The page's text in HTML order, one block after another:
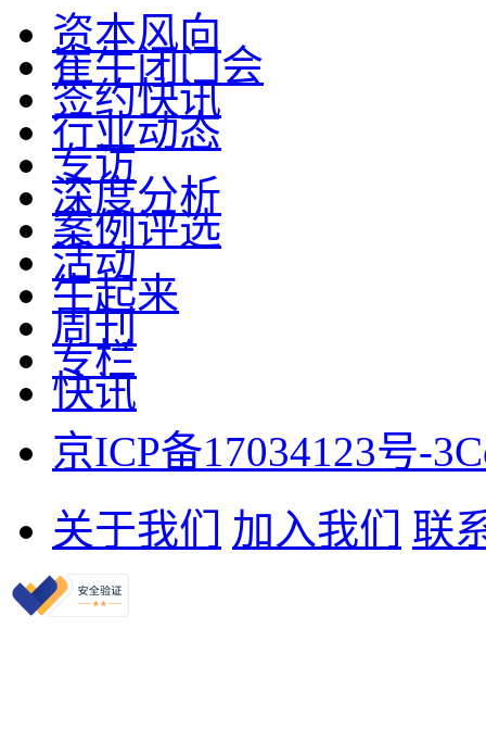
资本风向
崔牛闭门会
签约快讯
行业动态
专访
深度分析
案例评选
活动
牛起来
周刊
专栏
快讯
京ICP备17034123号-3
关于我们
加入我们 联